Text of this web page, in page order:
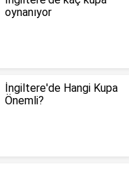
oynanıyor
İngiltere'de Hangi Kupa
Önemli?